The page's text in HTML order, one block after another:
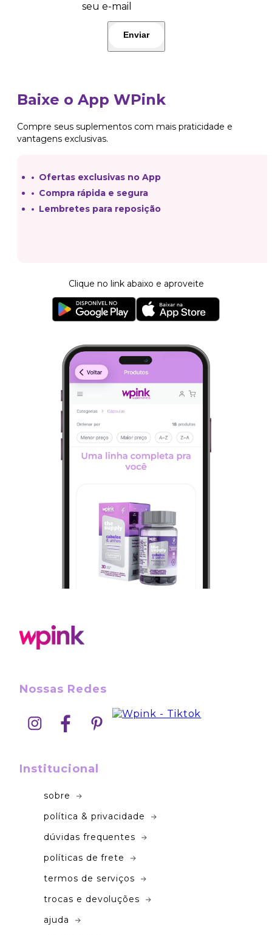
seu e-mail
Baixe o App WPink
Compre seus suplementos com mais praticidade e
vantagens exclusivas.
Ofertas exclusivas no App
Compra rápida e segura
Lembretes para reposição
Clique no link abaixo e aproveite
Nossas Redes
Institucional
sobre
política & privacidade
dúvidas frequentes
políticas de frete
termos de serviços
trocas e devoluções
ajuda